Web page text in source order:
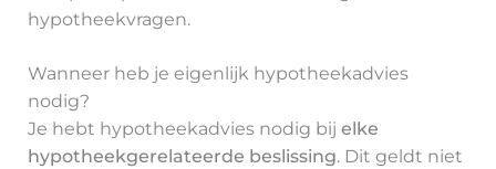
hypotheekvragen.
Wanneer heb je eigenlijk hypotheekadvies
nodig?
Je hebt hypotheekadvies nodig bij elke
hypotheekgerelateerde beslissing. Dit geldt niet